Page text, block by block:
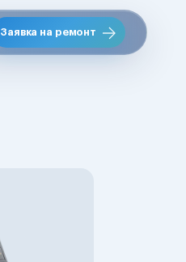
Заявка на ремонт